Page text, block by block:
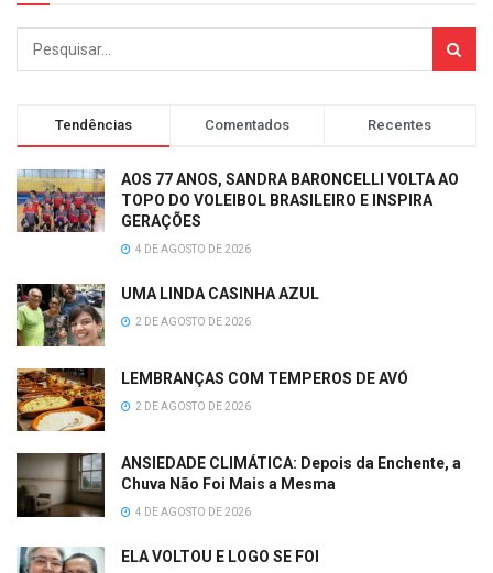
Tendências Comentados Recentes
AOS 77 ANOS, SANDRA BARONCELLI VOLTA AO
TOPO DO VOLEIBOL BRASILEIRO E INSPIRA
GERAÇÕES
4 DE AGOSTO DE 2026
UMA LINDA CASINHA AZUL
2 DE AGOSTO DE 2026
LEMBRANÇAS COM TEMPEROS DE AVÓ
2 DE AGOSTO DE 2026
ANSIEDADE CLIMÁTICA: Depois da Enchente, a
Chuva Não Foi Mais a Mesma
4 DE AGOSTO DE 2026
ELA VOLTOU E LOGO SE FOI